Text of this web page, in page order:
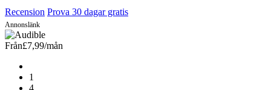
Recension Prova 30 dagar gratis
Annonslänk
Från£7,99/mån
1
4